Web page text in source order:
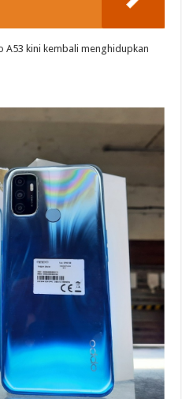
kini kembali menghidupkan